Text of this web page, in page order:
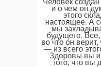
Человек создан
и о чем он
этого
настоящее. А
мы
будущего. Все,
во что он верит,
— из всего
Здоровы вы
того, что вы